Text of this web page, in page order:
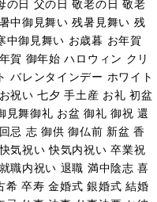
の日 父の日 敬老の日 敬老
中御見舞い 残暑見舞い 残
中御見舞い お歳暮 お年賀
賀 御年始 ハロウィン クリ
バレンタインデー ホワイト
祝い 七夕 手土産 お礼 初盆
見舞御礼 お盆 御礼 御祝 還
忌 志 御供 御仏前 新盆 香
気祝い 快気内祝い 卒業祝
職内祝い 退職 満中陰志 喜
希 卒寿 金婚式 銀婚式 結婚